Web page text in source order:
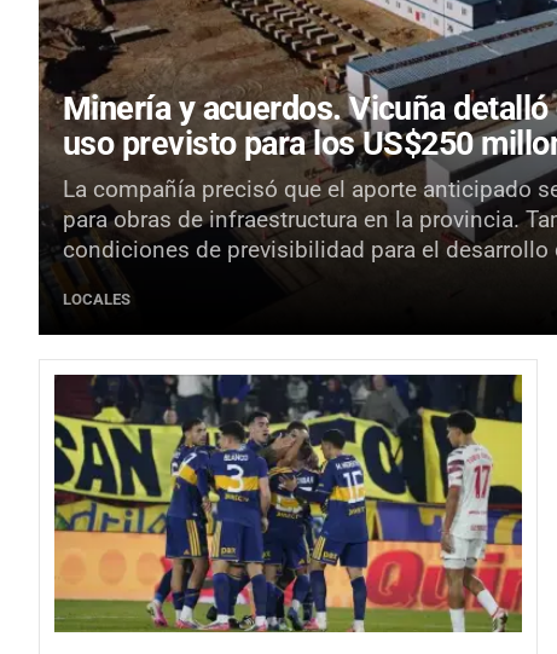
Minería y acuerdos.Vicuña
uso previsto para los US$250
La compañía precisó que el aporte anticipado
para obras de infraestructura en la provincia.
condiciones de previsibilidad para el desarrollo
LOCALES